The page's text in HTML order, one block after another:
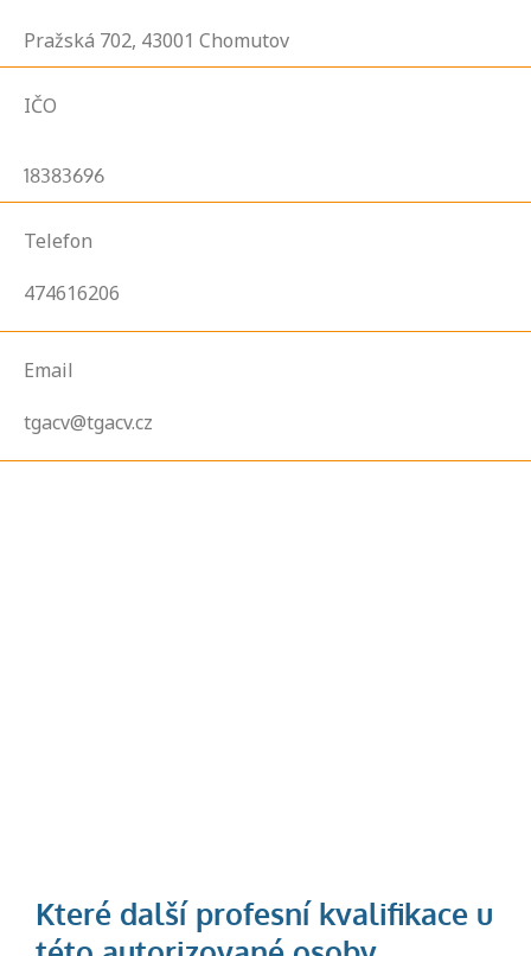
Pražská 702, 43001 Chomutov
IČO
18383696
Telefon
474616206
Email
tgacv@tgacv.cz